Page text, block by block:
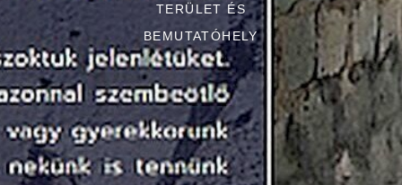
TERÜLET ÉS
BEMUTATÓHELY